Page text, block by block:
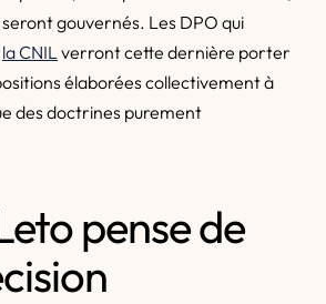
gouvernés. Les DPO qui
la CNILverront cette dernière porter
élaborées collectivement à
des doctrines purement
pense de